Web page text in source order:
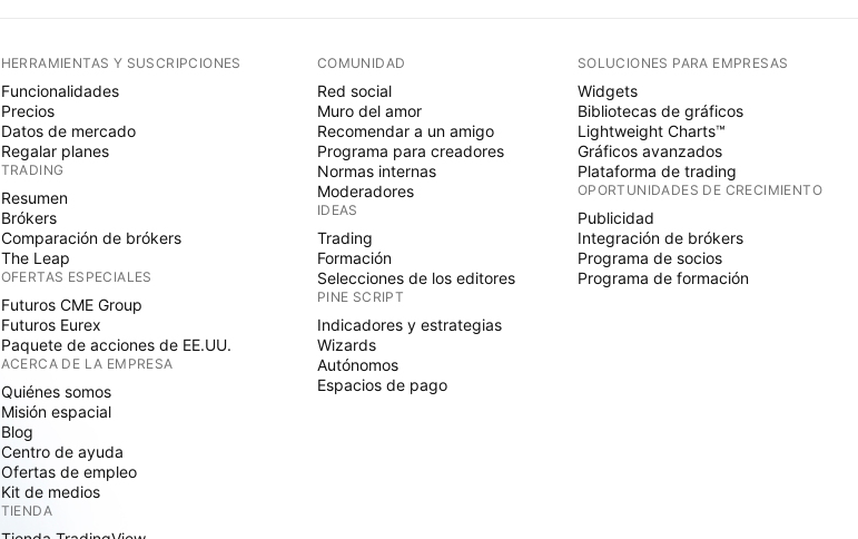
HERRAMIENTAS Y SUSCRIPCIONES
Funcionalidades
Precios
Datos de mercado
Regalar planes
TRADING
Resumen
Brókers
Comparación de brókers
The Leap
OFERTAS ESPECIALES
Futuros CME Group
Futuros Eurex
Paquete de acciones de EE.UU.
ACERCA DE LA EMPRESA
Quiénes somos
Misión espacial
Blog
Centro de ayuda
Ofertas de empleo
Kit de medios
TIENDA
COMUNIDAD
Red social
Muro del amor
Recomendar a un amigo
Programa para creadores
Normas internas
Moderadores
IDEAS
Trading
Formación
Selecciones de los editores
PINE SCRIPT
Indicadores y estrategias
Wizards
Autónomos
Espacios de pago
SOLUCIONES PARA EMPRESAS
Widgets
Bibliotecas de gráficos
Lightweight Charts™
Gráficos avanzados
Plataforma de trading
OPORTUNIDADES DE CRECIMIENTO
Publicidad
Integración de brókers
Programa de socios
Programa de formación